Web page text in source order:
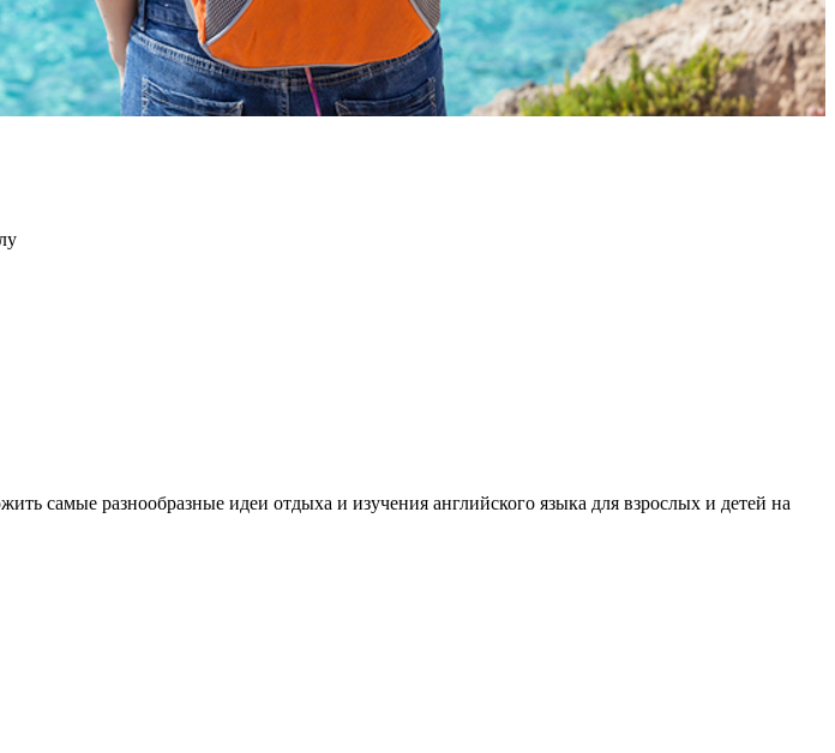
самые разнообразные идеи отдыха и изучения английского языка для взрослых и детей на